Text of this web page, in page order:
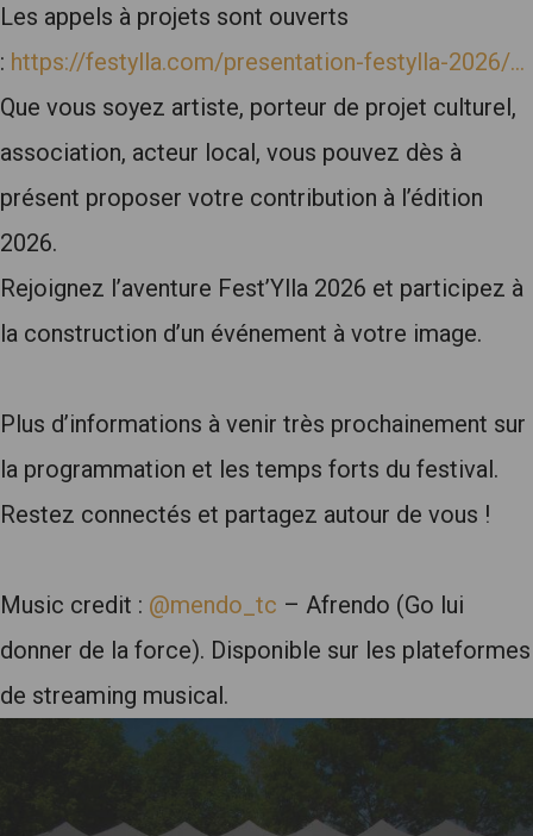
Les appels à projets sont ouverts
: https://festylla.com/presentation-festylla-2026/…
Que vous soyez artiste, porteur de projet culturel,
association, acteur local, vous pouvez dès à
présent proposer votre contribution à l’édition
2026.
Rejoignez l’aventure Fest’Ylla 2026 et participez à
la construction d’un événement à votre image.
Plus d’informations à venir très prochainement sur
la programmation et les temps forts du festival.
Restez connectés et partagez autour de vous !
Music credit : @mendo_tc – Afrendo (Go lui
donner de la force). Disponible sur les plateformes
de streaming musical.